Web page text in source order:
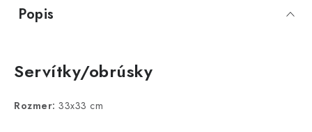
Popis
Servítky/obrúsky
Rozmer: 33x33 cm